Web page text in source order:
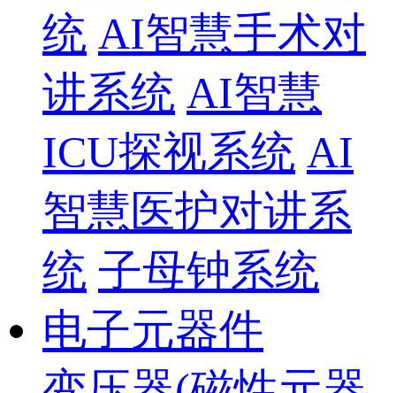
统 AI智慧手术对
讲系统 AI智慧
ICU探视系统 AI
智慧医护对讲系
统 子母钟系统
电子元器件